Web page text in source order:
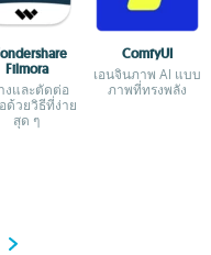
Filmora
งและตัดต่อ
ด้วยวิธีที่ง่าย
สุด ๆ
ComfyUI
เอนจินภาพ AI แบบ
ภาพที่ทรงพลัง